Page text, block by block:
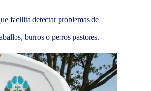
facilita detectar problemas de
burros o perros pastores.